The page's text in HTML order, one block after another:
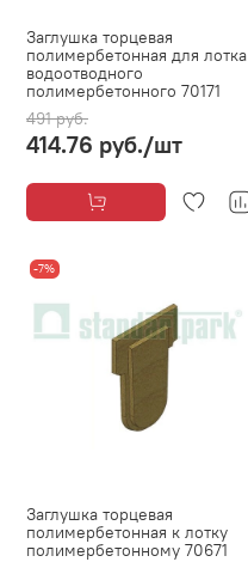
Заглушка торцевая
полимербетонная для лотка
водоотводного
полимербетонного 70171
491 руб.
414.76 руб./шт
-7%
Заглушка торцевая
полимербетонная к лотку
полимербетонному 70671